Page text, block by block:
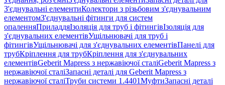
З'єднувальні елементиКолектори з різьбовим з'єднувальним
елементомЗ'єднувальні фітинги для систем
опаленняПриладдяІзоляція для труб і фітингівІзоляція для
з'єднувальних елементівУщільнювачі для труб і
фітингівУщільнювачі для з'єднувальних елементівПанелі для
трубКріплення для трубКріплення для з'єднувальних
елементівGeberit Mapress з нержавіючої сталіGeberit Mapress з
нержавіючої сталіЗапасні деталі для Geberit Mapress з
нержавіючої сталіТруби системи 1.4401МуфтиЗапасні деталі